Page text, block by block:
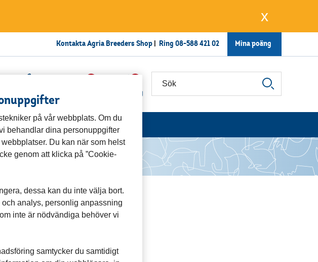
x
Mina poäng
Kontakta Agria Breeders Shop | Ring 08-588 421 02
Kontakta oss Varukorg
på vår webbplats. Om du
behandlar dina personuppgifter
Du kan när som helst
genom att klicka på ”Cookie-
dessa kan du inte välja bort.
analys, personlig anpassning
inte är nödvändiga behöver vi
samtycker du samtidigt